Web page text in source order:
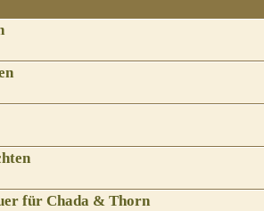
für Chada & Thorn